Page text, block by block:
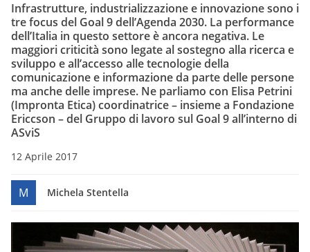
Infrastrutture, industrializzazione e innovazione sono i
tre focus del Goal 9 dell’Agenda 2030. La performance
dell’Italia in questo settore è ancora negativa. Le
maggiori criticità sono legate al sostegno alla ricerca e
sviluppo e all’accesso alle tecnologie della
comunicazione e informazione da parte delle persone
ma anche delle imprese. Ne parliamo con Elisa Petrini
(Impronta Etica) coordinatrice – insieme a Fondazione
Ericcson – del Gruppo di lavoro sul Goal 9 all’interno di
ASviS
12 Aprile 2017
M Michela Stentella